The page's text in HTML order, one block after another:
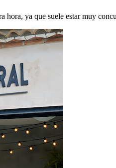
hora, ya que suele estar muy